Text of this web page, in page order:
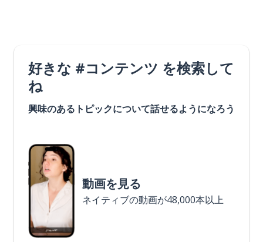
好きな #コンテンツ を検索して
ね
興味のあるトピックについて話せるようになろう
動画を見る
ネイティブの動画が48,000本以上